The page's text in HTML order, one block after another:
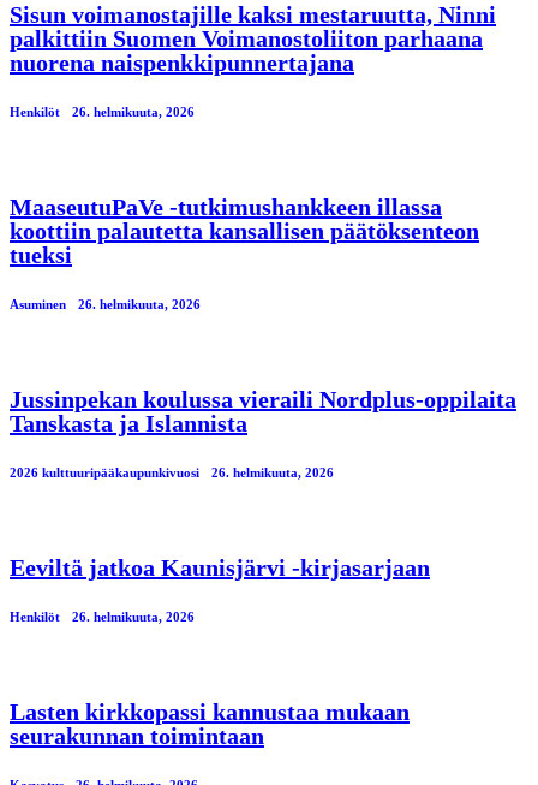
Sisun voimanostajille kaksi mestaruutta, Ninni
palkittiin Suomen Voimanostoliiton parhaana
nuorena naispenkkipunnertajana
Henkilöt 26. helmikuuta, 2026
MaaseutuPaVe -tutkimushankkeen illassa
koottiin palautetta kansallisen päätöksenteon
tueksi
Asuminen 26. helmikuuta, 2026
Jussinpekan koulussa vieraili Nordplus-oppilaita
Tanskasta ja Islannista
2026 kulttuuripääkaupunkivuosi 26. helmikuuta, 2026
Eeviltä jatkoa Kaunisjärvi -kirjasarjaan
Henkilöt 26. helmikuuta, 2026
Lasten kirkkopassi kannustaa mukaan
seurakunnan toimintaan